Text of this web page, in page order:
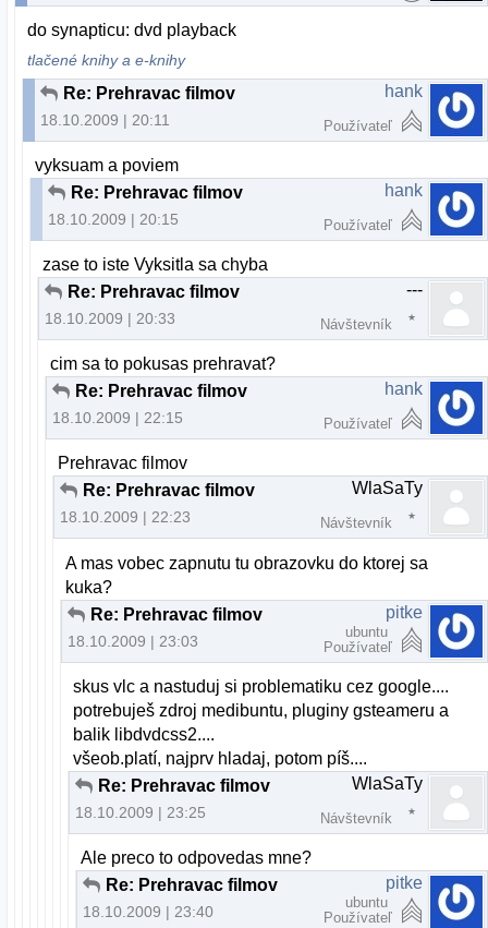
do synapticu: dvd playback
tlačené knihy a e-knihy
Re: Prehravac filmov
18.10.2009 | 20:11
hank
Používateľ
vyksuam a poviem
Re: Prehravac filmov
18.10.2009 | 20:15
hank
Používateľ
zase to iste Vyksitla sa chyba
Re: Prehravac filmov
18.10.2009 | 20:33
---
Návštevník
cim sa to pokusas prehravat?
Re: Prehravac filmov
18.10.2009 | 22:15
hank
Používateľ
Prehravac filmov
Re: Prehravac filmov
18.10.2009 | 22:23
WlaSaTy
Návštevník
A mas vobec zapnutu tu obrazovku do ktorej sa
kuka?
Re: Prehravac filmov
18.10.2009 | 23:03
pitke
ubuntu
Používateľ
skus vlc a nastuduj si problematiku cez google....
potrebuješ zdroj medibuntu, pluginy gsteameru a
balik libdvdcss2....
všeob.platí, najprv hladaj, potom píš....
Re: Prehravac filmov
18.10.2009 | 23:25
WlaSaTy
Návštevník
Ale preco to odpovedas mne?
Re: Prehravac filmov
18.10.2009 | 23:40
pitke
ubuntu
Používateľ